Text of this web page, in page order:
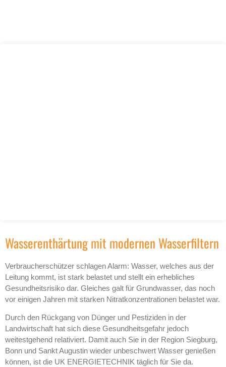
Wasserenthärtung mit modernen Wasserfiltern
Verbraucherschützer schlagen Alarm: Wasser, welches aus der
Leitung kommt, ist stark belastet und stellt ein erhebliches
Gesundheitsrisiko dar. Gleiches galt für Grundwasser, das noch
vor einigen Jahren mit starken Nitratkonzentrationen belastet war.
Durch den Rückgang von Dünger und Pestiziden in der
Landwirtschaft hat sich diese Gesundheitsgefahr jedoch
weitestgehend relativiert. Damit auch Sie in der Region Siegburg,
Bonn und Sankt Augustin wieder unbeschwert Wasser genießen
können, ist die UK ENERGIETECHNIK täglich für Sie da.